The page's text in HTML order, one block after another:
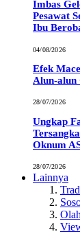
Imbas
Pesawat
Ibu
04/08/2026
Efek
Alun-alun
28/07/2026
Ungkap
Oknum
28/07/2026
Lainnya